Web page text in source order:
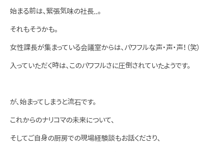
始まる前は、緊張気味の社長..。
それもそうかも。
女性課長が集まっている会議室からは、パワフルな声・声・声！（笑）
入っていただく時は、このパワフルさに圧倒されていたようです。
が、始まってしまうと流石です。
これからのナリコマの未来について、
そしてご自身の厨房での現場経験談もお話くださり、